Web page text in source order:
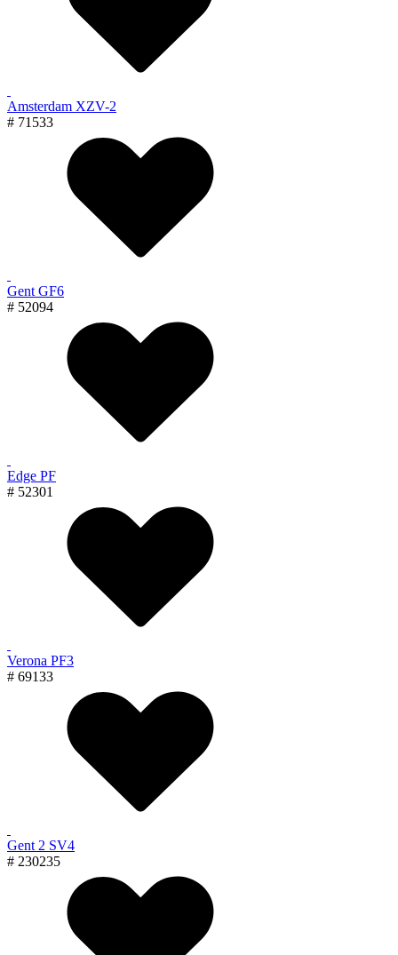
Amsterdam XZV-2
# 71533
Gent GF6
# 52094
Edge PF
# 52301
Verona PF3
# 69133
Gent 2 SV4
# 230235